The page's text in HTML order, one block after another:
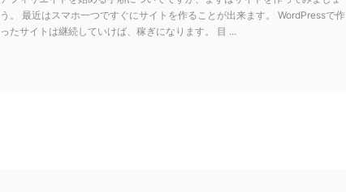
う。 最近はスマホ一つですぐにサイトを作ることが出来ます。 WordPressで作
ったサイトは継続していけば、稼ぎになります。 目 ...